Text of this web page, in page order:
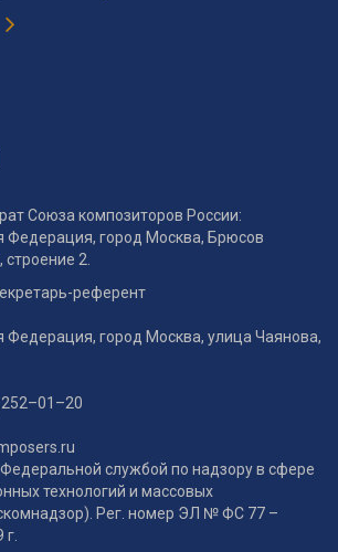
Союза композиторов России:
Федерация, город Москва, Брюсов
2.
референт
Федерация, город Москва, улица Чаянова,
службой по надзору в сфере
технологий и массовых
Рег. номер ЭЛ № ФС 77 –